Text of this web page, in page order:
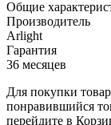
Общие
Производитель
Arlight
Гарантия
36 месяцев
Для покупки
понравившийся
перейдите в